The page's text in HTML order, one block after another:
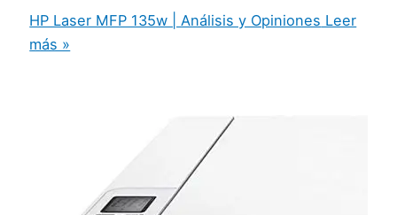
HP Laser MFP 135w | Análisis y Opiniones Leer
más »